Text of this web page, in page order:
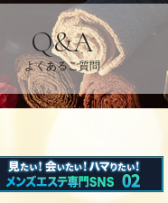
Q&A
よくあるご質問